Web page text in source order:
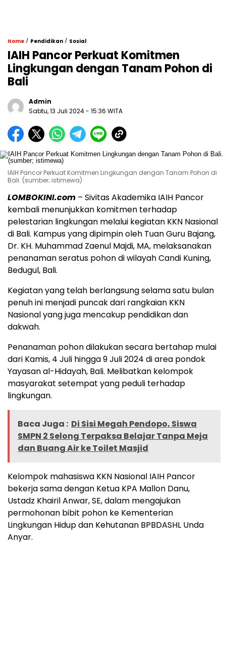
Home / Pendidikan / Sosial
IAIH Pancor Perkuat Komitmen
Lingkungan dengan Tanam Pohon di
Bali
Admin
Sabtu, 13 Juli 2024 - 15:36 WITA
IAIH Pancor Perkuat Komitmen Lingkungan dengan Tanam Pohon di
Bali. (sumber; istimewa)
LOMBOKINI.com – Sivitas Akademika IAIH Pancor
kembali menunjukkan komitmen terhadap
pelestarian lingkungan melalui kegiatan KKN Nasional
di Bali. Kampus yang dipimpin oleh Tuan Guru Bajang,
Dr. KH. Muhammad Zaenul Majdi, MA, melaksanakan
penanaman seratus pohon di wilayah Candi Kuning,
Bedugul, Bali.
Kegiatan yang telah berlangsung selama satu bulan
penuh ini menjadi puncak dari rangkaian KKN
Nasional yang juga mencakup pendidikan dan
dakwah.
Penanaman pohon dilakukan secara bertahap mulai
dari Kamis, 4 Juli hingga 9 Juli 2024 di area pondok
Yayasan al-Hidayah, Bali. Melibatkan kelompok
masyarakat setempat yang peduli terhadap
lingkungan.
Baca Juga : Di Sisi Megah Pendopo, Siswa
SMPN 2 Selong Terpaksa Belajar Tanpa Meja
dan Buang Air ke Toilet Masjid
Kelompok mahasiswa KKN Nasional IAIH Pancor
bekerja sama dengan Ketua KPA Mallon Danu,
Ustadz Khairil Anwar, SE, dalam mengajukan
permohonan bibit pohon ke Kementerian
Lingkungan Hidup dan Kehutanan BPBDASHL Unda
Anyar.